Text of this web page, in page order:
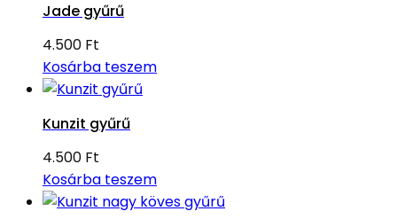
Jade gyűrű
4.500 Ft
Kosárba teszem
Kunzit gyűrű
4.500 Ft
Kosárba teszem